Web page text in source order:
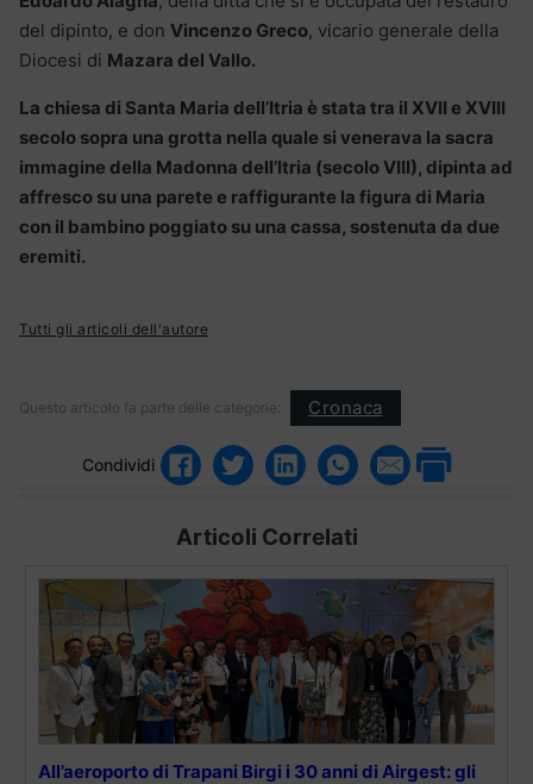
del dipinto, e don Vincenzo Greco, vicario generale della
Diocesi di Mazara del Vallo.
La chiesa di Santa Maria dell’Itria è stata tra il XVII e XVIII
secolo sopra una grotta nella quale si venerava la sacra
immagine della Madonna dell’Itria (secolo VIII), dipinta ad
affresco su una parete e raffigurante la figura di Maria
con il bambino poggiato su una cassa, sostenuta da due
eremiti.
Tutti gli articoli dell'autore
Questo articolo fa parte delle categorie: Cronaca
Condividi
Articoli Correlati
All’aeroporto di Trapani Birgi i 30 anni di Airgest: gli